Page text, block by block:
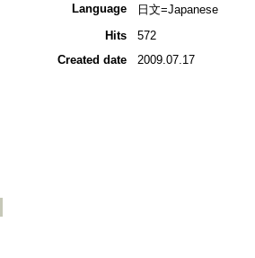
Language
日文=Japanese
Hits
572
Created date
2009.07.17